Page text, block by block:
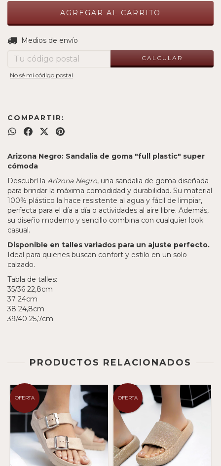
Entregas para el CP:
Medios de envío
CALCULAR
No sé mi código postal
COMPARTIR:
Arizona Negro: Sandalia de goma "full plastic" super
cómoda
Descubrí la Arizona Negro, una sandalia de goma diseñada
para brindar la máxima comodidad y durabilidad. Su material
100% plástico la hace resistente al agua y fácil de limpiar,
perfecta para el día a día o actividades al aire libre. Además,
su diseño moderno y sencillo combina con cualquier look
casual.
Disponible en talles variados para un ajuste perfecto.
Ideal para quienes buscan confort y estilo en un solo
calzado.
Tabla de talles:
35/36 22,8cm
37 24cm
38 24,8cm
39/40 25,7cm
PRODUCTOS RELACIONADOS
OFERTA OFERTA